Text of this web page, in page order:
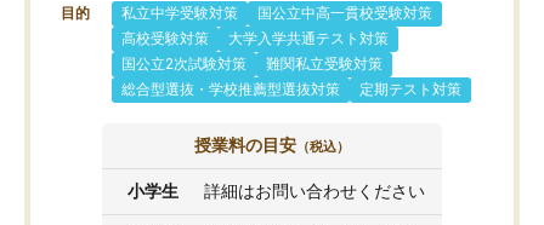
目的 私立中学受験対策
国公立中高一貫校受験対策
高校受験対策
大学入学共通テスト対策
国公立2次試験対策
難関私立受験対策
総合型選抜・学校推薦型選抜対策
定期テスト対策
授業料の目安 （税込）
小学生 詳細はお問い合わせください